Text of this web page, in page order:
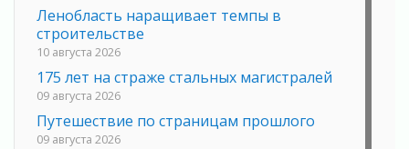
Ленобласть наращивает темпы в
строительстве
10 августа 2026
175 лет на страже стальных магистралей
09 августа 2026
Путешествие по страницам прошлого
09 августа 2026